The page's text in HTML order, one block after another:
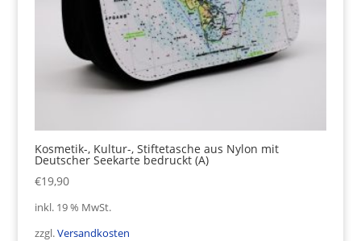
Kosmetik-, Kultur-, Stiftetasche aus Nylon mit
Deutscher Seekarte bedruckt (A)
€19,90
inkl. 19 % MwSt.
zzgl.Versandkosten